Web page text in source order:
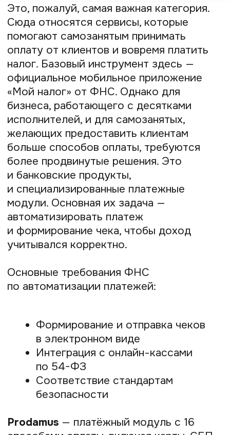
Работа с документами
Отношения между заказчиком
и исполнителем должны быть
оформлены документально. Обычно это
договор и акты выполненных работ.
Чтобы не обмениваться бумажными
копиями, используются сервисы
электронного документооборота (ЭДО).
Они позволяют удалённо создавать,
согласовывать и подписывать
документы электронной подписью,
делая процесс быстрым, законным
и прозрачным.
Контур.Диадок— один из лидеров
рынка ЭДО. Обеспечивает обмен
юридически значимыми документами
с контрагентами, работает в роуминге
с другими операторами, удобен в веб-
интерфейсе.
СБИС— комплексная платформа для
ЭДО, отчётности в госорганы
и управления бизнесом. Удобна для
самозанятых и ИП, позволяет вести всю
документацию в одном окне.
EasyDocs — простой и недорогой
сервис ЭДО с поддержкой облачных